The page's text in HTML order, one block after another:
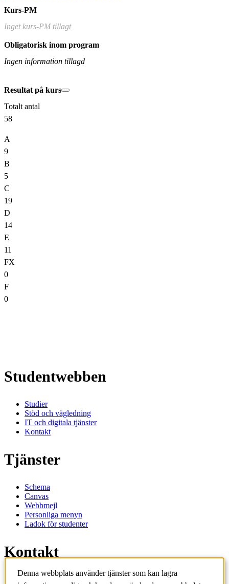
Kurs-PM
Inget kurs-PM tillagt
Obligatorisk inom program
Ingen information tillagd
Resultat på kurs
Totalt antal
58
A
9
B
5
C
19
D
14
E
11
FX
0
F
0
Studentwebben
Studier
Stöd och vägledning
IT och digitala tjänster
Kontakt
Tjänster
Schema
Canvas
Webbmejl
Personliga menyn
Ladok för studenter
Kontakt
Kontakta utbildningsprogram
Denna webbplats använder tjänster som kan lagra